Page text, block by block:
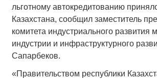
льготному автокредитованию
Казахстана, сообщил заместитель
комитета индустриального развития
индустрии и инфраструктурного
Сапарбеков.
«Правительством республики